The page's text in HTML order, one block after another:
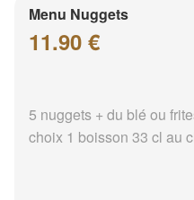
Menu Nuggets
11.90 €
5 nuggets + du blé ou
choix 1 boisson 33 cl au